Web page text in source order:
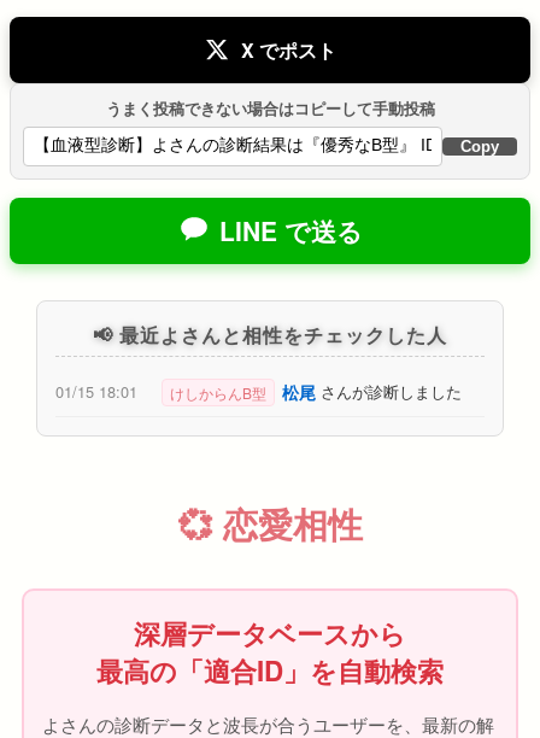
X でポスト
うまく投稿できない場合はコピーして手動投稿
Copy
LINE で送る
📢 最近よさんと相性をチェックした人
01/15 18:01 けしからんB型 松尾 さんが診断しました
💞 恋愛相性
深層データベースから
最高の「適合ID」を自動検索
よさんの診断データと波長が合うユーザーを、最新の解